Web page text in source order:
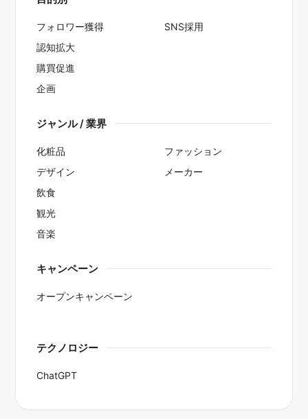
フォロワー獲得
認知拡大
購買促進
企画
SNS採用
ジャンル / 業界
化粧品
デザイン
飲食
観光
音楽
ファッション
メーカー
キャンペーン
オープンキャンペーン
テクノロジー
ChatGPT